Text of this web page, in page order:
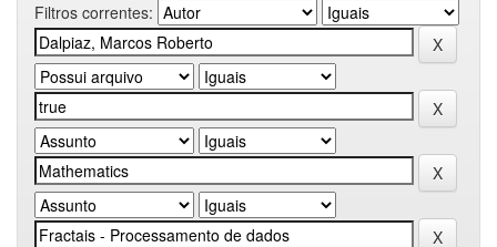
Filtros correntes: